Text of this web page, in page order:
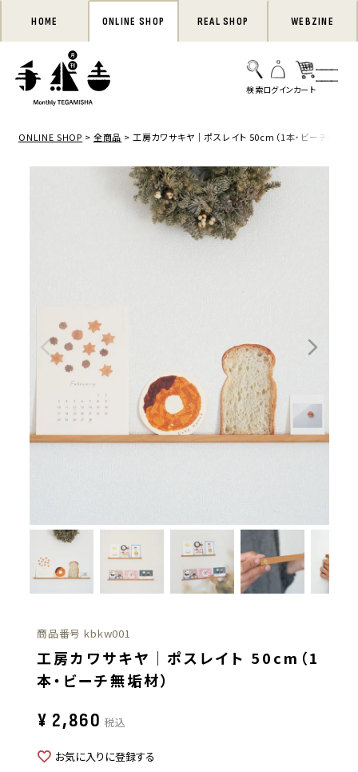
HOME ONLINE SHOP REAL SHOP WEBZINE
ONLINE SHOP 全商品 工房カワサキヤ｜ポスレイト 50cm（1本・ビーチ無垢材
商品番号 kbkw001
工房カワサキヤ｜ポスレイト 50cm（1
本・ビーチ無垢材）
¥ 2,860 税込
お気に入りに登録する